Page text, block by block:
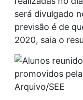
será divulgado
previsão é de
2020, saia o